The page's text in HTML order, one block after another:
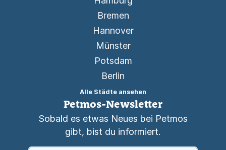
Bremen
Hannover
Münster
Potsdam
Berlin
Alle Städte ansehen
Petmos-Newsletter
Sobald es etwas Neues bei Petmos
gibt, bist du informiert.